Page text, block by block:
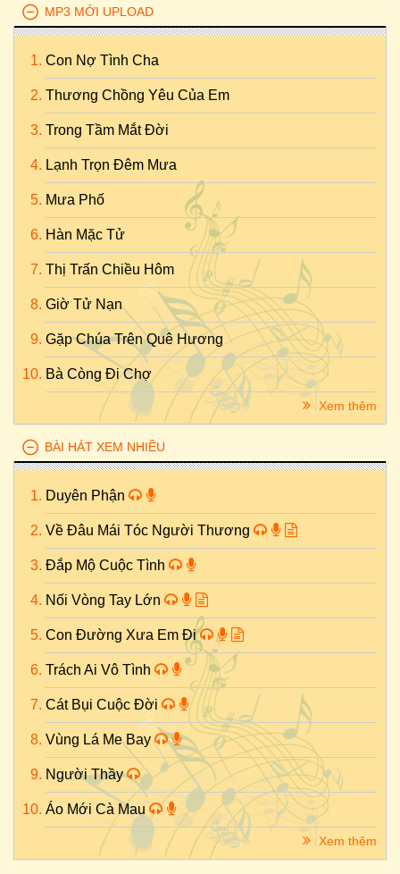
MP3 MỚI UPLOAD
Con Nợ Tình Cha
Thương Chồng Yêu Của Em
Trong Tầm Mắt Đời
Lạnh Trọn Đêm Mưa
Mưa Phố
Hàn Mặc Tử
Thị Trấn Chiều Hôm
Giờ Tử Nạn
Gặp Chúa Trên Quê Hương
Bà Còng Đi Chợ
Xem thêm
BÀI HÁT XEM NHIỀU
Duyên Phận
Về Đâu Mái Tóc Người Thương
Đắp Mộ Cuộc Tình
Nối Vòng Tay Lớn
Con Đường Xưa Em Đi
Trách Ai Vô Tình
Cát Bụi Cuộc Đời
Vùng Lá Me Bay
Người Thầy
Áo Mới Cà Mau
Xem thêm